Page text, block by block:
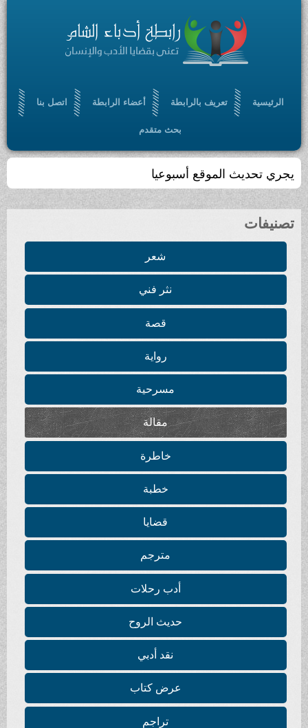
الرئيسية تعريف بالرابطة أعضاء الرابطة اتصل بنا
بحث متقدم
يجري تحديث الموقع أسبوعيا
تصنيفات
شعر
نثر فني
قصة
رواية
مسرحية
مقالة
خاطرة
خطبة
قضايا
مترجم
أدب رحلات
حديث الروح
نقد أدبي
عرض كتاب
تراجم